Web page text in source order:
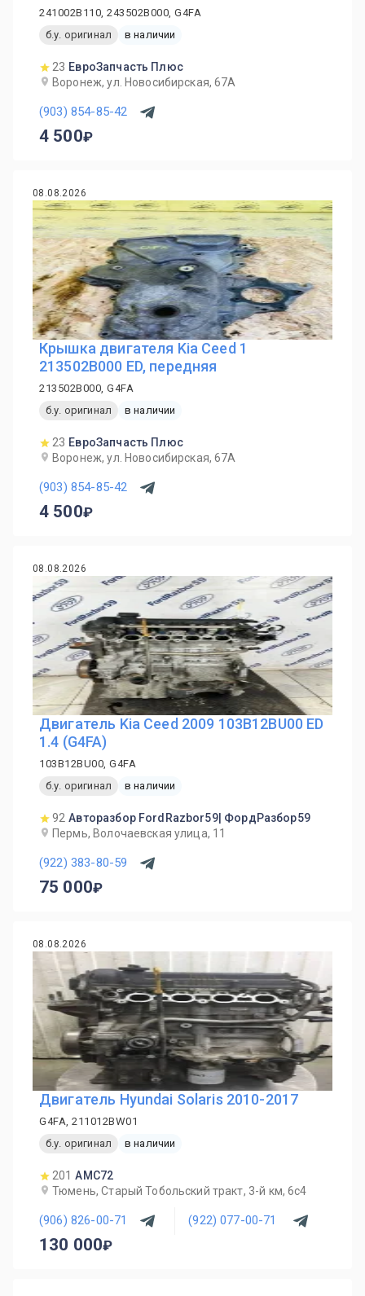
241002B110, 243502B000, G4FA
б.у. оригинал
в наличии
23 ЕвроЗапчасть Плюс
Воронеж, ул. Новосибирская, 67А
(903) 854-85-42
4 500
08.08.2026
Крышка двигателя Kia Ceed 1
213502B000 ED, передняя
213502B000, G4FA
б.у. оригинал
в наличии
23 ЕвроЗапчасть Плюс
Воронеж, ул. Новосибирская, 67А
(903) 854-85-42
4 500
08.08.2026
Двигатель Kia Ceed 2009 103B12BU00 ED
1.4 (G4FA)
103B12BU00, G4FA
б.у. оригинал
в наличии
92 Авторазбор FordRazbor59| ФордРазбор59
Пермь, Волочаевская улица, 11
(922) 383-80-59
75 000
08.08.2026
Двигатель Hyundai Solaris 2010-2017
G4FA, 211012BW01
б.у. оригинал
в наличии
201 AMC72
Тюмень, Старый Тобольский тракт, 3-й км, 6с4
(906) 826-00-71 (922) 077-00-71
130 000